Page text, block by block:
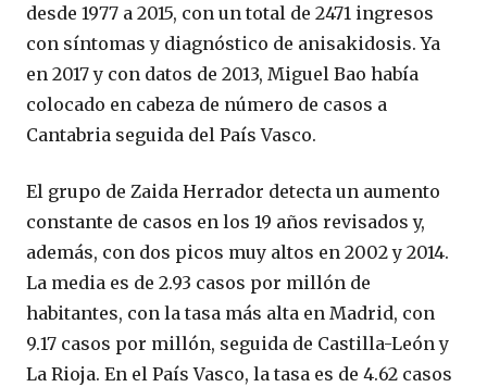
desde 1977 a 2015, con un total de 2471 ingresos
con síntomas y diagnóstico de anisakidosis. Ya
en 2017 y con datos de 2013, Miguel Bao había
colocado en cabeza de número de casos a
Cantabria seguida del País Vasco.
El grupo de Zaida Herrador detecta un aumento
constante de casos en los 19 años revisados y,
además, con dos picos muy altos en 2002 y 2014.
La media es de 2.93 casos por millón de
habitantes, con la tasa más alta en Madrid, con
9.17 casos por millón, seguida de Castilla-León y
La Rioja. En el País Vasco, la tasa es de 4.62 casos